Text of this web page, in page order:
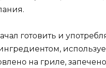
готовить и
на гриле,